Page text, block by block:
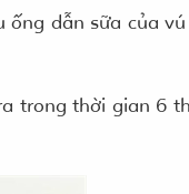
ống dẫn sữa của
trong thời gian 6